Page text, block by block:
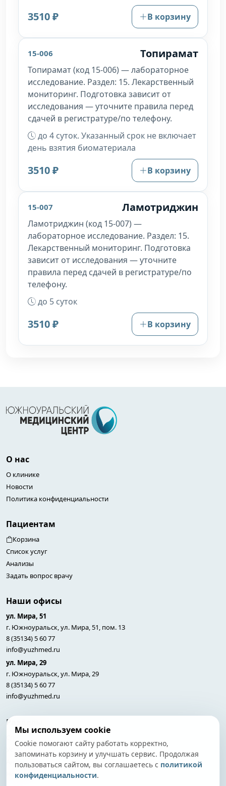
3510 ₽ В корзину
15-006 Топирамат
Топирамат (код 15-006) — лабораторное
исследование. Раздел: 15. Лекарственный
мониторинг. Подготовка зависит от
исследования — уточните правила перед
сдачей в регистратуре/по телефону.
до 4 суток. Указанный срок не включает
день взятия биоматериала
3510 ₽ В корзину
15-007 Ламотриджин
Ламотриджин (код 15-007) —
лабораторное исследование. Раздел: 15.
Лекарственный мониторинг. Подготовка
зависит от исследования — уточните
правила перед сдачей в регистратуре/по
телефону.
до 5 суток
3510 ₽ В корзину
О нас
О клинике
Новости
Политика конфиденциальности
Пациентам
Корзина
Список услуг
Анализы
Задать вопрос врачу
Наши офисы
ул. Мира, 51
г. Южноуральск, ул. Мира, 51, пом. 13
8 (35134) 5 60 77
info@yuzhmed.ru
ул. Мира, 29
г. Южноуральск, ул. Мира, 29
8 (35134) 5 60 77
info@yuzhmed.ru
Разделы
Анализы
Новости
Мы используем cookie
Cookie помогают сайту работать корректно,
запоминать корзину и улучшать сервис. Продолжая
пользоваться сайтом, вы соглашаетесь с политикой
конфиденциальности.